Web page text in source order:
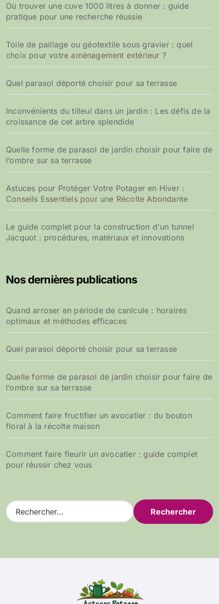
Où trouver une cuve 1000 litres à donner : guide
pratique pour une recherche réussie
Toile de paillage ou géotextile sous gravier : quel
choix pour votre aménagement extérieur ?
Quel parasol déporté choisir pour sa terrasse
Inconvénients du tilleul dans un jardin : Les défis de la
croissance de cet arbre splendide
Quelle forme de parasol de jardin choisir pour faire de
l’ombre sur sa terrasse
Astuces pour Protéger Votre Potager en Hiver :
Conseils Essentiels pour une Récolte Abondante
Le guide complet pour la construction d'un tunnel
Jacquot : procédures, matériaux et innovations
Nos dernières publications
Quand arroser en période de canicule : horaires
optimaux et méthodes efficaces
Quel parasol déporté choisir pour sa terrasse
Quelle forme de parasol de jardin choisir pour faire de
l’ombre sur sa terrasse
Comment faire fructifier un avocatier : du bouton
floral à la récolte maison
Comment faire fleurir un avocatier : guide complet
pour réussir chez vous
R
e
r